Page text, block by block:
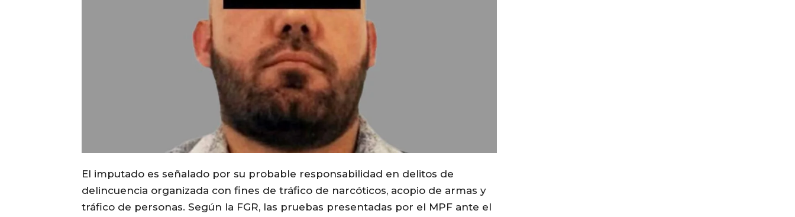
El imputado es señalado por su probable responsabilidad en delitos de
delincuencia organizada con fines de tráfico de narcóticos, acopio de armas y
tráfico de personas. Según la FGR, las pruebas presentadas por el MPF ante el